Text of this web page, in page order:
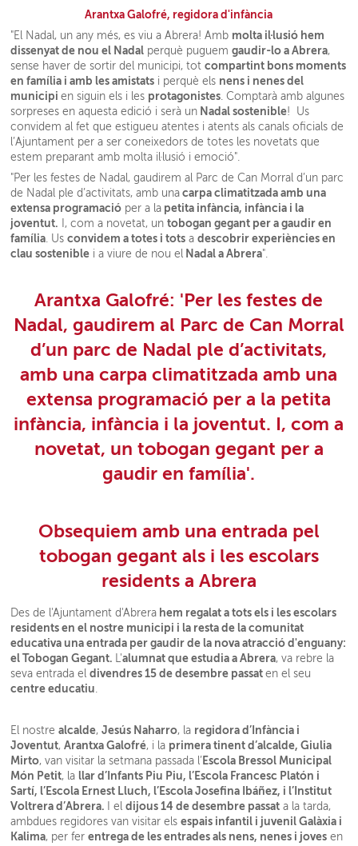
Arantxa Galofré, regidora d'infància
"El Nadal, un any més, es viu a Abrera! Amb molta il·lusió hem
dissenyat de nou el Nadal perquè puguemgaudir-lo a Abrera,
sense haver de sortir del municipi, totcompartint bons moments
en família i amb les amistats i perquè els nens i nenes del
municipien siguin els i les protagonistes. Comptarà amb algunes
sorpreses en aquesta edició i serà un Nadal sostenible! Us
convidem al fet que estigueu atentes i atents als canals oficials de
l’Ajuntament per a ser coneixedors de totes les novetats que
estem preparant amb molta il·lusió i emoció".
"Per les festes de Nadal, gaudirem al Parc de Can Morral d’un parc
de Nadal ple d’activitats, amb una carpa climatitzada amb una
extensa programació per a la petita infància, infància i la
joventut. I, com a novetat, untobogan gegant per a gaudir en
família. Usconvidem a totes i tots adescobrir experiències en
clau sostenible i a viure de nou el Nadal a Abrera".
Arantxa Galofré: 'Per les festes de
Nadal, gaudirem al Parc de Can Morral
d’un parc de Nadal ple d’activitats,
amb una carpa climatitzada amb una
extensa programació per a la petita
infància, infància i la joventut. I, com a
novetat, un tobogan gegant per a
gaudir en família'.
Obsequiem amb una entrada pel
tobogan gegant als i les escolars
residents a Abrera
Des de l'Ajuntament d'Abrera hem regalat a tots els i les escolars
residents en el nostre municipi i la resta de la comunitat
educativa una entrada per gaudir de la nova atracció d'enguany:
el Tobogan Gegant. L'alumnat que estudia a Abrera, va rebre la
seva entrada eldivendres 15 de desembre passaten el seu
centre educatiu.
El nostrealcalde,Jesús Naharro, la regidora d’Infància i
Joventut,Arantxa Galofré, i la primera tinent d’alcalde, Giulia
Mirto, van visitar la setmana passada l’ Escola Bressol Municipal
Món Petit, la llar d’Infants Piu Piu, l’Escola Francesc Platón i
Sartí, l’Escola Ernest Lluch, l’Escola Josefina Ibáñez, i l’Institut
Voltrera d’Abrera.
I eldijous 14 de desembre passat a la tarda,
ambdues regidores van visitar elsespais infantil i juvenil Galàxia i
Kalima, per ferentrega de les entrades als nens, nenes i joves en